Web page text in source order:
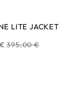
LITE JACKET
Prix
395,00 €